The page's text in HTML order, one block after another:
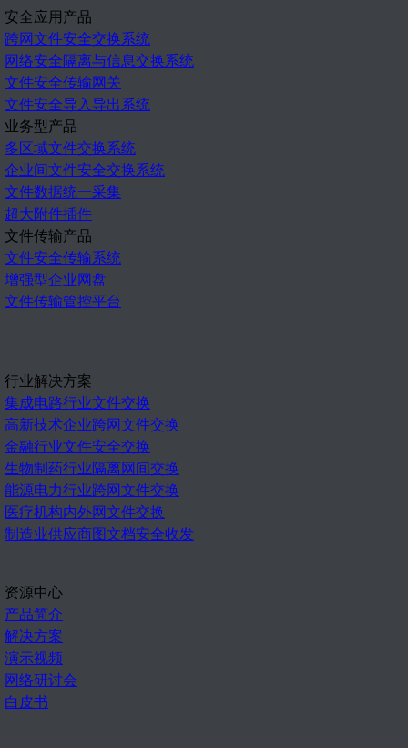
安全应用产品
跨网文件安全交换系统
网络安全隔离与信息交换系统
文件安全传输网关
文件安全导入导出系统
业务型产品
多区域文件交换系统
企业间文件安全交换系统
文件数据统一采集
超大附件插件
文件传输产品
文件安全传输系统
增强型企业网盘
文件传输管控平台
行业解决方案
集成电路行业文件交换
高新技术企业跨网文件交换
金融行业文件安全交换
生物制药行业隔离网间交换
能源电力行业跨网文件交换
医疗机构内外网文件交换
制造业供应商图文档安全收发
资源中心
产品简介
解决方案
演示视频
网络研讨会
白皮书